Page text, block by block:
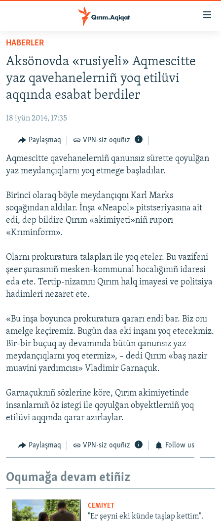
Esas
qaytmaq
Baş
navigatsiyağa
qaytmaq
Qıdıruvğa
qaytmaq
HABERLER
İQTİSADİYAT
MEDENİYET
İNSAN AQLARI
VİDEO
SÜRET
BLOGLAR
FİKİR
Українською
QOŞULIÑIZ!
RFE/RS bütün saytları
HABERLER
Aksönovda «rusiyeli» Aqmescitte
yaz qavehanelerniñ yoq еtilüvi
aqqında esabat berdiler
18 iyün 2014, 17:35
Paylaşmaq VPN-siz oquñız
Aqmescitte qavehanelerniñ qanunsız sürette qoyulğan
yaz meydançıqlarnı yoq etmege başladılar.
Birinci olaraq böyle meydançıqnı Karl Marks
soqağından aldılar. İnşa «Neapol» pitstseriyasınа ait
edi, dep bildire Qırım «akimiyeti»niñ ruporı
«Krıminform».
Olarnı prokuratura talapları ile yoq eteler. Bu vazifeni
şeer şurasınıñ mesken-kommunal hocalığınıñ idaresi
eda ete. Tertip-nizamnı Qırım halq imayesi ve politsiya
hadimleri nezaret ete.
«Bu inşa boyunca prokuratura qararı endi bar. Biz onı
amelge keçiremiz. Bugün daa eki inşanı yoq etecekmiz.
Bir-bir buçuq ay devamında bütün qanunsız yaz
meydançıqlarnı yoq etermiz», – dedi Qırım «baş nazir
muavini yardımcısı» Vladimir Garnaçuk.
Garnaçuknıñ sözlerine köre, Qırım akimiyetinde
insanlarnıñ öz istegi ile qoyulğan obyektlerniñ yoq
etilüvi aqqında qarar azırlaylar.
Paylaşmaq VPN-siz oquñız Follow us
Oqumağa devam etiñiz
CEMİYET
"Er şeyni eki künde taşlap kettim".